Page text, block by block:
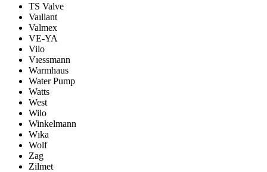
TS Valve
Vaıllant
Valmex
VE-YA
Vilo
Vıessmann
Warmhaus
Water Pump
Watts
West
Wilo
Winkelmann
Wıka
Wolf
Zag
Zilmet